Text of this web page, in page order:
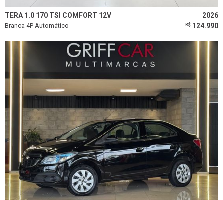
TERA 1.0 170 TSI COMFORT 12V 2026
Branca 4P Automático R$ 124.990